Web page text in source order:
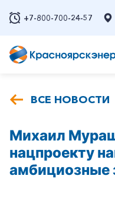
+7-800-700-24-57
ВСЕ НОВОСТИ
Михаил
нацпроекту
амбициозные